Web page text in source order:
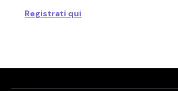
Registrati qui